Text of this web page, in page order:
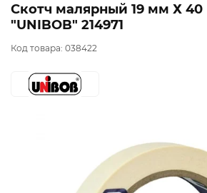
Скотч малярный 19 мм Х 40
"UNIBOB" 214971
Код товара: 038422